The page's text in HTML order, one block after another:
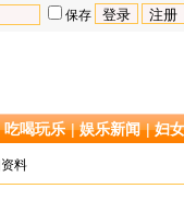
保存
吃喝玩乐 |娱乐新闻 |妇
料